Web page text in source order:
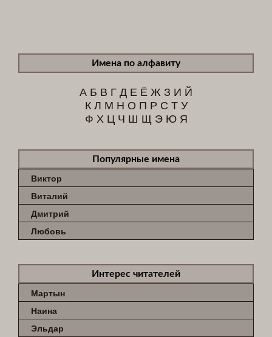
Имена по алфавиту
А Б В ГД Е Ё Ж З И Й
К Л М Н О П Р С Т У
Ф Х Ц Ч Ш Щ Э Ю Я
Популярные имена
Виктор
Виталий
Дмитрий
Любовь
Интерес читателей
Мартын
Наина
Эльдар